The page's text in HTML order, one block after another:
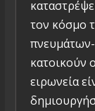
τον κόσμο
κατοικούν
ειρωνεία